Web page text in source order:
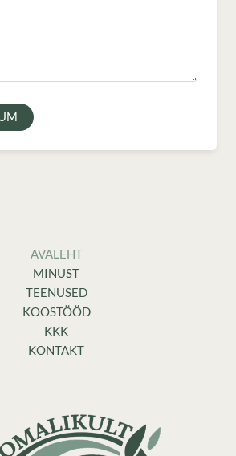
AVALEHT
MINUST
TEENUSED
KOOSTÖÖD
KKK
KONTAKT